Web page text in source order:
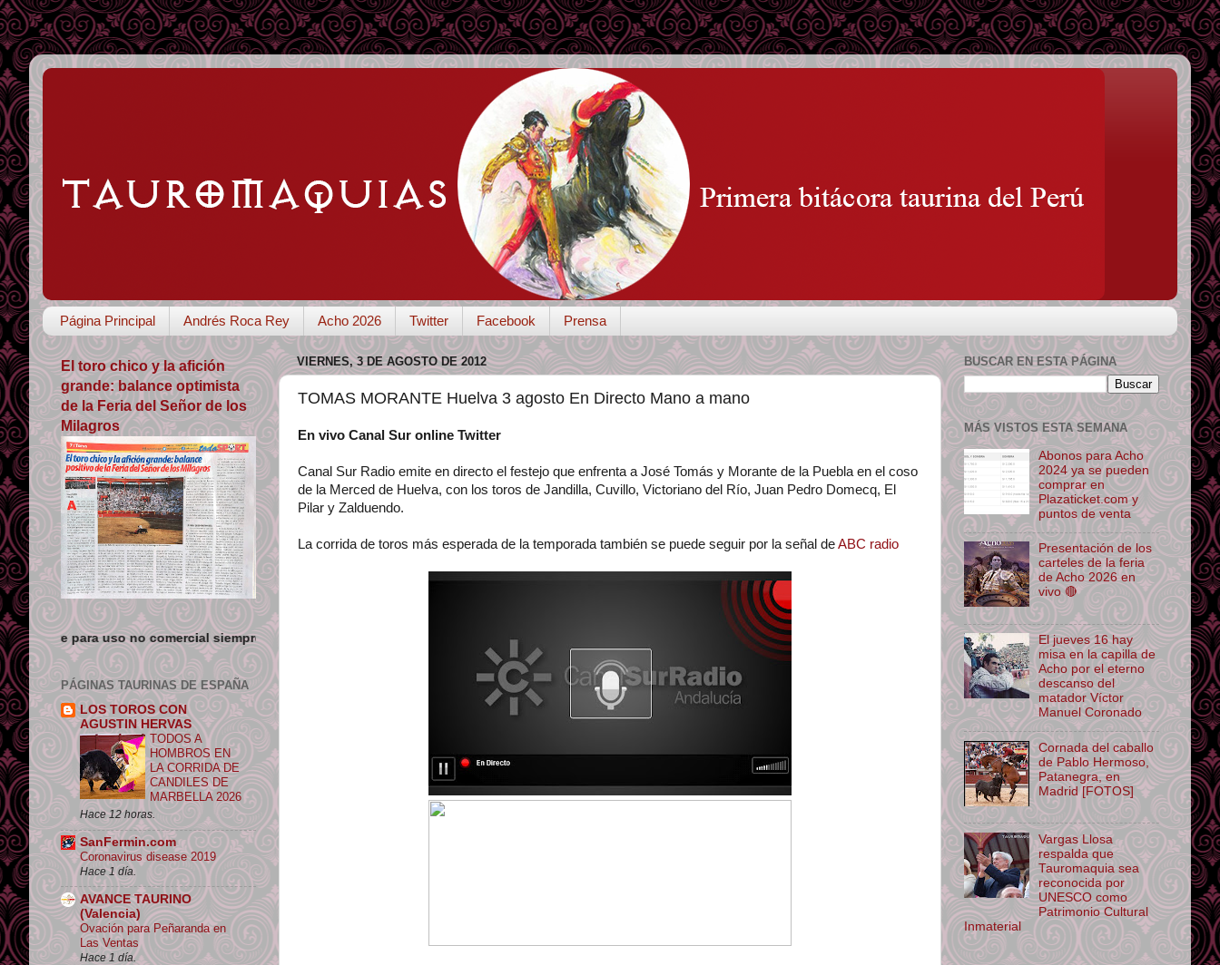
Página Principal Andrés Roca Rey Acho 2026 Twitter Facebook Prensa
VIERNES, 3 DE AGOSTO DE 2012
TOMAS MORANTE Huelva 3 agosto En Directo Mano a mano
En vivo Canal Sur online Twitter
Canal Sur Radio emite en directo el festejo que enfrenta a José Tomás y Morante de la Puebla en el coso
de la Merced de Huelva, con los toros de Jandilla, Cuvillo, Victoriano del Río, Juan Pedro Domecq, El
Pilar y Zalduendo.
La corrida de toros más esperada de la temporada también se puede seguir por la señal deABC radio
El toro chico y la afición
grande: balance optimista
de la Feria del Señor de los
Milagros
comercial siempre que se de crédito y enlace su origen.
PÁGINAS TAURINAS DE ESPAÑA
LOS TOROS CON
AGUSTIN HERVAS
TODOS A
HOMBROS EN
LA CORRIDA DE
CANDILES DE
MARBELLA 2026
Hace 12 horas.
SanFermin.com
Coronavirus disease 2019
Hace 1 día.
AVANCE TAURINO
(Valencia)
Ovación para Peñaranda en
Las Ventas
Hace 1 día.
BUSCAR EN ESTA PÁGINA
MÁS VISTOS ESTA SEMANA
Abonos para Acho
2024 ya se pueden
comprar en
Plazaticket.com y
puntos de venta
Presentación de los
carteles de la feria
de Acho 2026 en
vivo 🔴
El jueves 16 hay
misa en la capilla de
Acho por el eterno
descanso del
matador Víctor
Manuel Coronado
Cornada del caballo
de Pablo Hermoso,
Patanegra, en
Madrid [FOTOS]
Vargas Llosa
respalda que
Tauromaquia sea
reconocida por
UNESCO como
Patrimonio Cultural
Inmaterial